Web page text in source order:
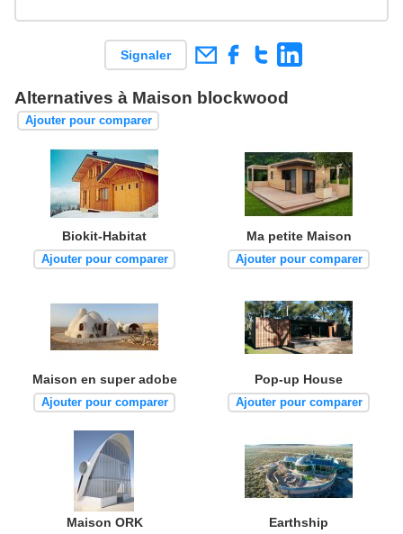
Signaler
Alternatives à Maison blockwood
Ajouter pour comparer
Biokit-Habitat
Ajouter pour comparer
Ma petite Maison
Ajouter pour comparer
Maison en super adobe
Ajouter pour comparer
Pop-up House
Ajouter pour comparer
Maison ORK Earthship